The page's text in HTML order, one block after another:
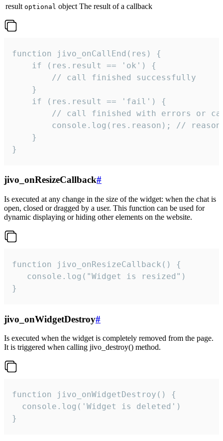
result optional object The result of a callback
function jivo_onCallEnd(res) {
    if (res.result == 'ok') {
        // call finished successfully
    }
    if (res.result == 'fail') {
// call finished with errors or
console.log(res.reason); //
    }
}
jivo_onResizeCallback#
Is executed at any change in the size of the widget: when the chat is
open, closed or dragged by a user. This function can be used for
dynamic displaying or hiding other elements on the website.
function jivo_onResizeCallback() {
   console.log("Widget is resized")
}
jivo_onWidgetDestroy#
Is executed when the widget is completely removed from the page.
It is triggered when calling jivo_destroy() method.
function jivo_onWidgetDestroy() {
  console.log('Widget is deleted')
}